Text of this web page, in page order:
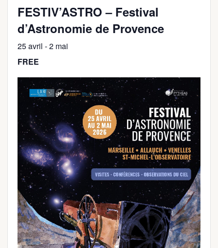
FESTIV’ASTRO – Festival
d’Astronomie de Provence
25 avril -2 mai
FREE